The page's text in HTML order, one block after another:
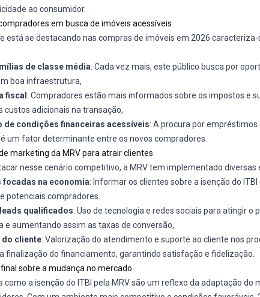
ao consumidor.
em busca de imóveis acessíveis
está se destacando nas compras de imóveis em 2026
de classe média: Cada vez mais, este público busca por
boa infraestrutura,
fiscal : Compradores estão mais informados sobre os impostos e
custos adicionais na transação,
de condições financeiras acessíveis: A procura por
um fator determinante entre os novos compradores.
marketing da MRV para atrair clientes
nesse cenário competitivo, a MRV tem implementado
focadas na economia: Informar os clientes sobre a isenção do
potenciais compradores.
qualificados: Uso de tecnologia e redes sociais para atingir o
e aumentando assim as taxas de conversão,
do cliente: Valorização do atendimento e suporte ao cliente nos
finalização do financiamento, garantindo satisfação e fidelização.
sobre a mudança no mercado
como a isenção do ITBI pela MRV são um reflexo da adaptação do